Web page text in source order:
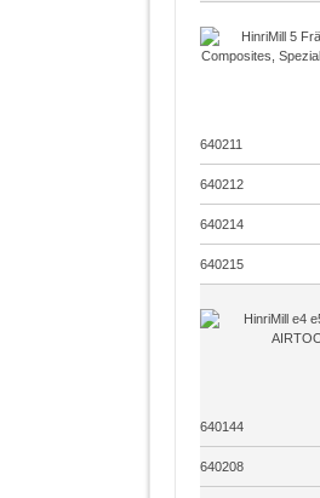
640211
640212
640214
640215
640144
640208